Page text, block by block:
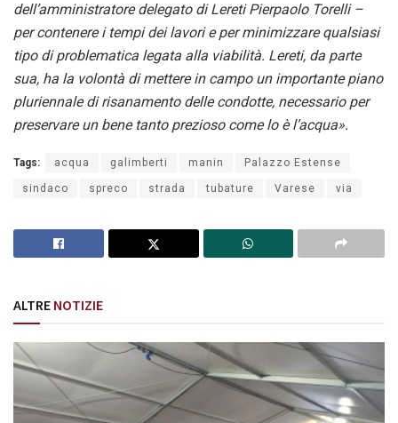
dell’amministratore delegato di Lereti Pierpaolo Torelli –
per contenere i tempi dei lavori e per minimizzare qualsiasi
tipo di problematica legata alla viabilità. Lereti, da parte
sua, ha la volontà di mettere in campo un importante piano
pluriennale di risanamento delle condotte, necessario per
preservare un bene tanto prezioso come lo è l’acqua».
Tags: acqua galimberti manin Palazzo Estense
sindaco spreco strada tubature Varese via
ALTRE NOTIZIE